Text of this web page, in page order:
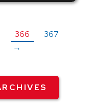
366
367
→